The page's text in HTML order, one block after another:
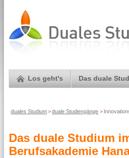
Los geht's Das duale
duales Studium> duale Studiengänge >
Das duale Studium
Berufsakademie